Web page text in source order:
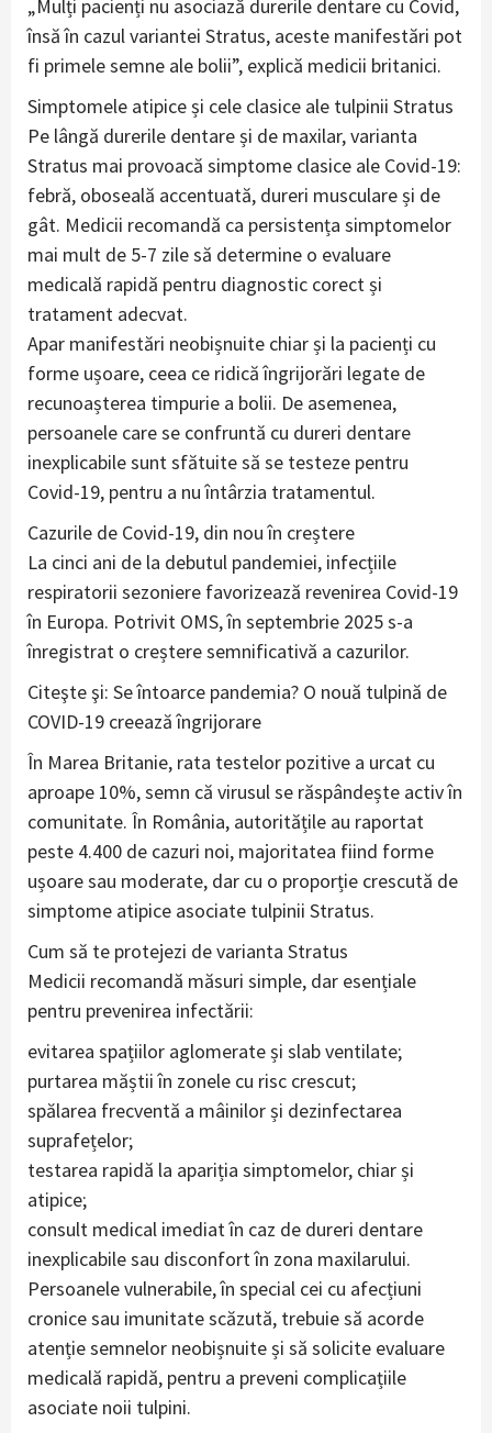
„Mulți pacienți nu asociază durerile dentare cu Covid,
însă în cazul variantei Stratus, aceste manifestări pot
fi primele semne ale bolii”, explică medicii britanici.
Simptomele atipice și cele clasice ale tulpinii Stratus
Pe lângă durerile dentare și de maxilar, varianta
Stratus mai provoacă simptome clasice ale Covid-19:
febră, oboseală accentuată, dureri musculare și de
gât. Medicii recomandă ca persistența simptomelor
mai mult de 5-7 zile să determine o evaluare
medicală rapidă pentru diagnostic corect și
tratament adecvat.
Apar manifestări neobișnuite chiar și la pacienți cu
forme ușoare, ceea ce ridică îngrijorări legate de
recunoașterea timpurie a bolii. De asemenea,
persoanele care se confruntă cu dureri dentare
inexplicabile sunt sfătuite să se testeze pentru
Covid-19, pentru a nu întârzia tratamentul.
Cazurile de Covid-19, din nou în creștere
La cinci ani de la debutul pandemiei, infecțiile
respiratorii sezoniere favorizează revenirea Covid-19
în Europa. Potrivit OMS, în septembrie 2025 s-a
înregistrat o creștere semnificativă a cazurilor.
Citeşte şi: Se întoarce pandemia? O nouă tulpină de
COVID-19 creează îngrijorare
În Marea Britanie, rata testelor pozitive a urcat cu
aproape 10%, semn că virusul se răspândește activ în
comunitate. În România, autoritățile au raportat
peste 4.400 de cazuri noi, majoritatea fiind forme
ușoare sau moderate, dar cu o proporție crescută de
simptome atipice asociate tulpinii Stratus.
Cum să te protejezi de varianta Stratus
Medicii recomandă măsuri simple, dar esențiale
pentru prevenirea infectării:
evitarea spațiilor aglomerate și slab ventilate;
purtarea măștii în zonele cu risc crescut;
spălarea frecventă a mâinilor și dezinfectarea
suprafețelor;
testarea rapidă la apariția simptomelor, chiar și
atipice;
consult medical imediat în caz de dureri dentare
inexplicabile sau disconfort în zona maxilarului.
Persoanele vulnerabile, în special cei cu afecțiuni
cronice sau imunitate scăzută, trebuie să acorde
atenție semnelor neobișnuite și să solicite evaluare
medicală rapidă, pentru a preveni complicațiile
asociate noii tulpini.